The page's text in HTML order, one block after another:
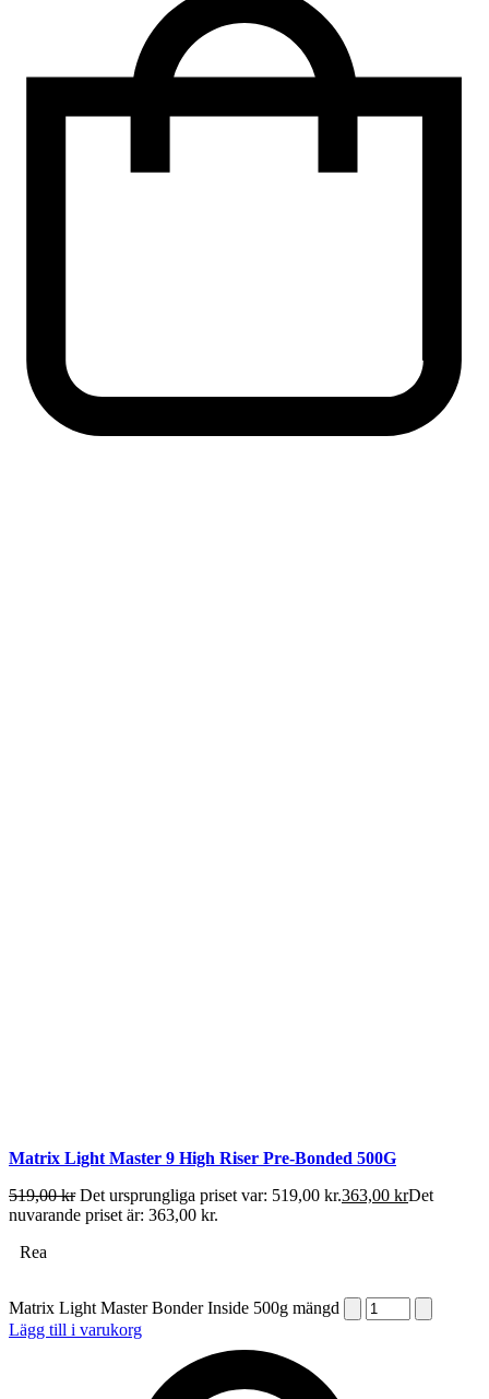
Matrix Light Master 9 High Riser Pre-Bonded 500G
519,00kr Det ursprungliga priset var: 519,00 kr.363,00 krDet
nuvarande priset är: 363,00 kr.
Rea
Matrix Light Master Bonder Inside 500g mängd
Lägg till i varukorg